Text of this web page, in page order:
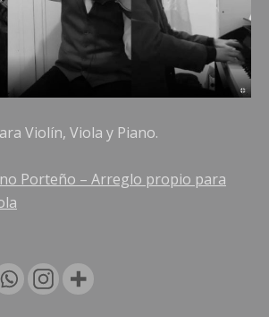
Violín, Viola y Piano.
Porteño – Arreglo propio para